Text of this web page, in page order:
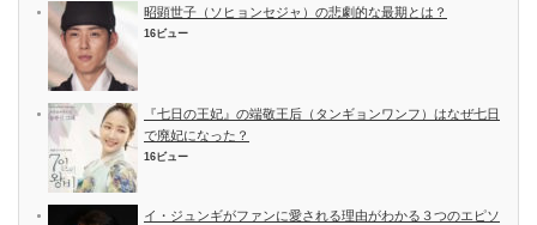
昭顕世子（ソヒョンセジャ）の悲劇的な最期とは？
16ビュー
『七日の王妃』の端敬王后（タンギョンワンフ）はなぜ七日
で廃妃になった？
16ビュー
イ・ジュンギがファンに愛される理由がわかる３つのエピソ